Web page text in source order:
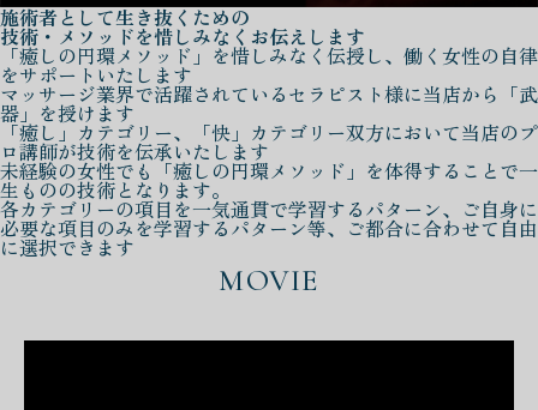
施術者として生き抜くための
技術・メソッドを惜しみなくお伝えします
「癒しの円環メソッド」を惜しみなく伝授し、働く女性の自律
をサポートいたします
マッサージ業界で活躍されているセラピスト様に当店から「武
器」を授けます
「癒し」カテゴリー、「快」カテゴリー双方において当店のプ
ロ講師が技術を伝承いたします
未経験の女性でも「癒しの円環メソッド」を体得することで一
生ものの技術となります。
各カテゴリーの項目を一気通貫で学習するパターン、ご自身に
必要な項目のみを学習するパターン等、ご都合に合わせて自由
に選択できます
MOVIE